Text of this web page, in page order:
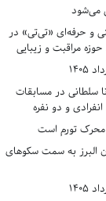
می‌شود
و حرفه‌ای «تی‌تی» در
مراقبت و زیبایی
سلطانی در مسابقات
و دو نفره
محرک تورم است
البرز به سمت سکوهای